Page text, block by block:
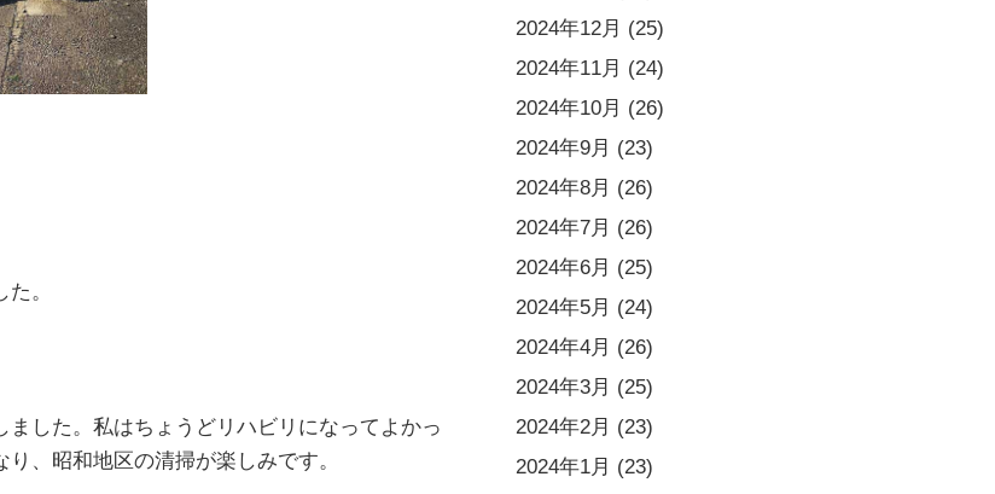
。
した。私はちょうどリハビリになってよかっ
、昭和地区の清掃が楽しみです。
2024年12月 (25)
2024年11月 (24)
2024年10月 (26)
2024年9月 (23)
2024年8月 (26)
2024年7月 (26)
2024年6月 (25)
2024年5月 (24)
2024年4月 (26)
2024年3月 (25)
2024年2月 (23)
2024年1月 (23)